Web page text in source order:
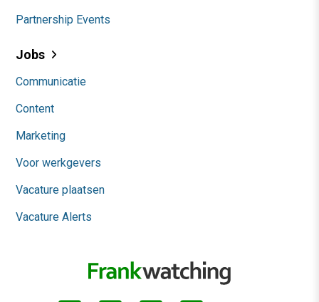
Partnership Events
Jobs
Communicatie
Content
Marketing
Voor werkgevers
Vacature plaatsen
Vacature Alerts